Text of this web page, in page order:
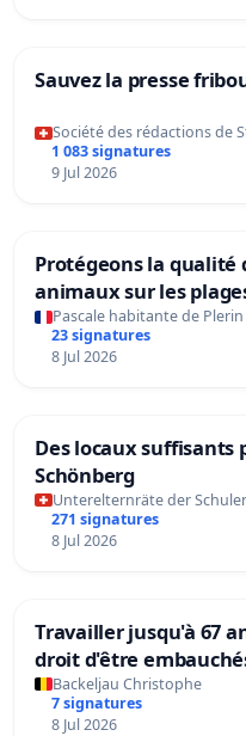
Sauvez la presse
Société des rédactions de
1 083 signatures
9 Jul 2026
Protégeons la qualité
animaux sur les
Pascale habitante de Plerin
23 signatures
8 Jul 2026
Des locaux suffisants
Schönberg
Unterelternräte der
271 signatures
8 Jul 2026
Travailler jusqu'à 67
droit d'être
soit l'âge ou le
Backeljau Christophe
7 signatures
8 Jul 2026